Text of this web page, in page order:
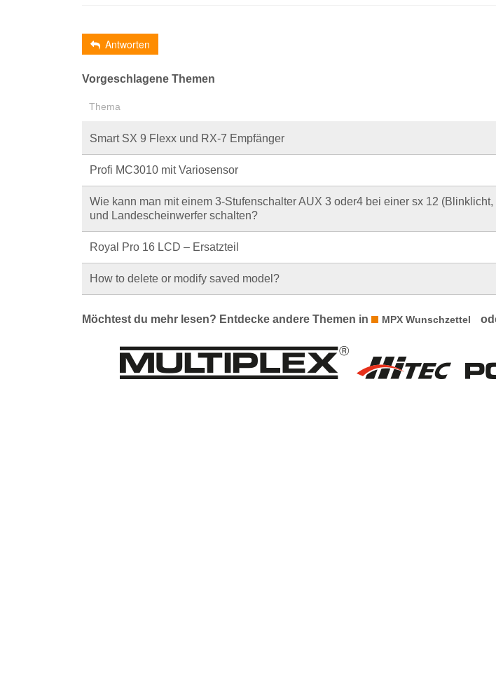
Antworten
Vorgeschlagene Themen
Thema
Smart SX 9 Flexx und RX-7 Empfänger
Profi MC3010 mit Variosensor
Wie kann man mit einem 3-Stufenschalter AUX 3 oder4 bei einer sx 12
und Landescheinwerfer schalten?
Royal Pro 16 LCD – Ersatzteil
How to delete or modify saved model?
Möchtest du mehr lesen? Entdecke andere Themen in MPX Wunschzettel